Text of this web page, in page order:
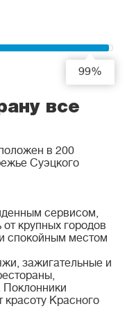
99%
все
в 200
Суэцкого
сервисом,
крупных городов
спокойным местом
зажигательные и
Поклонники
красоту Красного